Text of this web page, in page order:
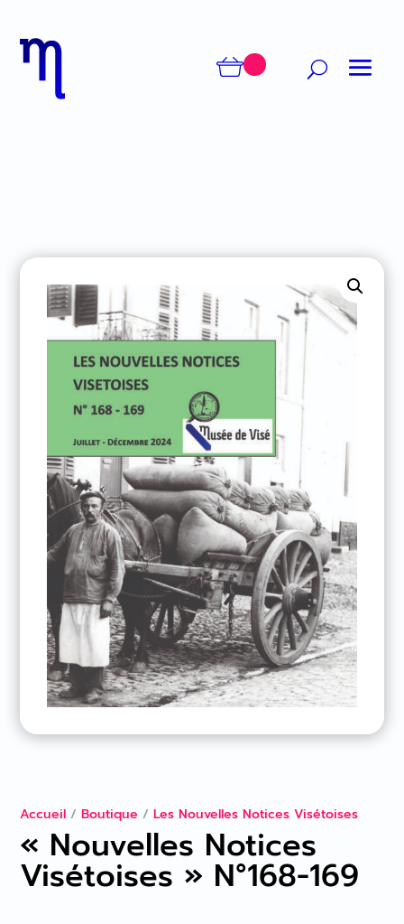
Accueil /Boutique /Les Nouvelles Notices Visétoises
« Nouvelles Notices
Visétoises » N°168-169